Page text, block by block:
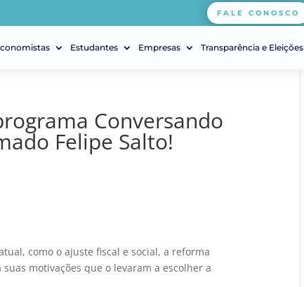
FALE CONOSCO
Estudantes Empresas Transparência e Eleições
Conversando
Felipe Salto!
como o ajuste fiscal e social, a reforma
motivações que o levaram a escolher a